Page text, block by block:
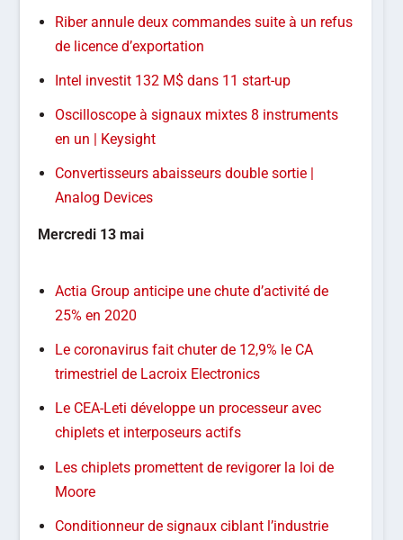
Riber annule deux commandes suite à un refus
de licence d’exportation
Intel investit 132 M$ dans 11 start-up
Oscilloscope à signaux mixtes 8 instruments
en un | Keysight
Convertisseurs abaisseurs double sortie |
Analog Devices
Mercredi 13 mai
Actia Group anticipe une chute d’activité de
25% en 2020
Le coronavirus fait chuter de 12,9% le CA
trimestriel de Lacroix Electronics
Le CEA-Leti développe un processeur avec
chiplets et interposeurs actifs
Les chiplets promettent de revigorer la loi de
Moore
Conditionneur de signaux ciblant l’industrie